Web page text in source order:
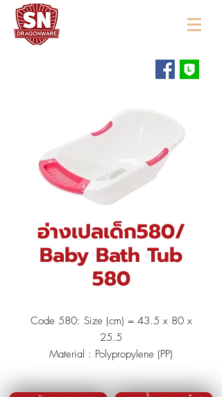
อ่างเปลเด็ก580/
Baby Bath Tub
580
Code 580: Size (cm) = 43.5 x 80 x
25.5
Material : Polypropylene (PP)